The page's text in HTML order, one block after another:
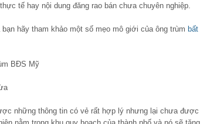
tế hay nội dung đăng rao bán chưa chuyên nghiệp.
bạn hãy tham khảo một số mẹo mô giới của ông trùm bất
BĐS Mỹ
những thông tin có vẻ rất hợp lý nhưng lại chưa được
nằm trong khu quy hoạch của thành phố và nó sẽ tăng